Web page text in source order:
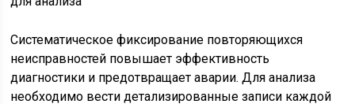
Систематическое фиксирование повторяющихся
неисправностей повышает эффективность
диагностики и предотвращает аварии. Для анализа
необходимо вести детализированные записи каждой